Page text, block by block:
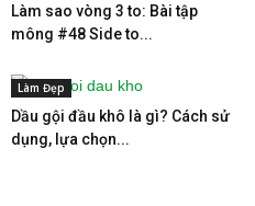
Làm sao vòng 3 to: Bài tập
mông #48 Side to...
Làm Đẹp
Dầu gội đầu khô là gì? Cách sử
dụng, lựa chọn...